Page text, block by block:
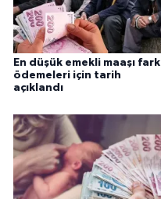
En düşük emekli maaşı fark
ödemeleri için tarih
açıklandı